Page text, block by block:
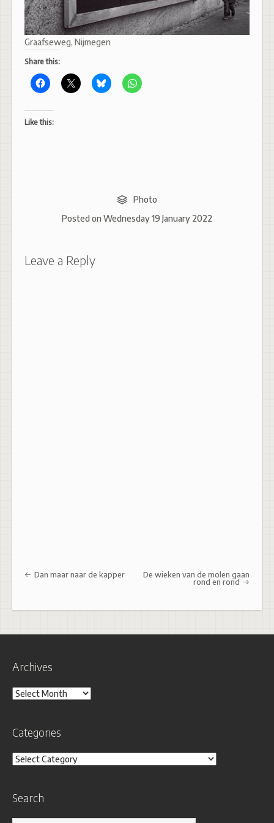
Graafseweg, Nijmegen
Share this:
Like this:
Photo
Posted on Wednesday 19 January 2022
Leave a Reply
Post navigation
Dan maar naar de kapper De wieken van de molen gaan
rond en rond
Archives
Archives
Categories
Categories
Search